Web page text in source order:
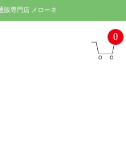
販専門店 メローネ
0
ジト
ップ